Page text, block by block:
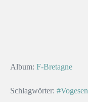
Album: F-Bretagne
Schlagwörter: #Vogesen